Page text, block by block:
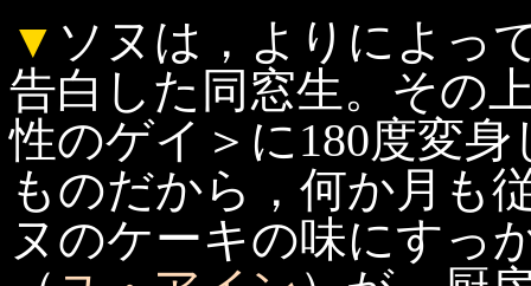
▼ ソヌは，よりによっ
告白した同窓生。その
性のゲイ＞に180度変
ものだから，何か月も
ヌのケーキの味にすっ